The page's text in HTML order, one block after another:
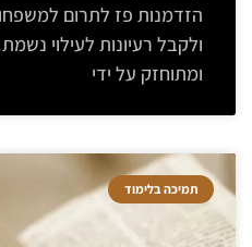
הזדמנות פז לתרום
ולקבל רעיונות לעילוי
ומתוחזק על ידי
תמיכה בלימוד